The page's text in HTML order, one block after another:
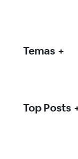
Temas
Top Posts